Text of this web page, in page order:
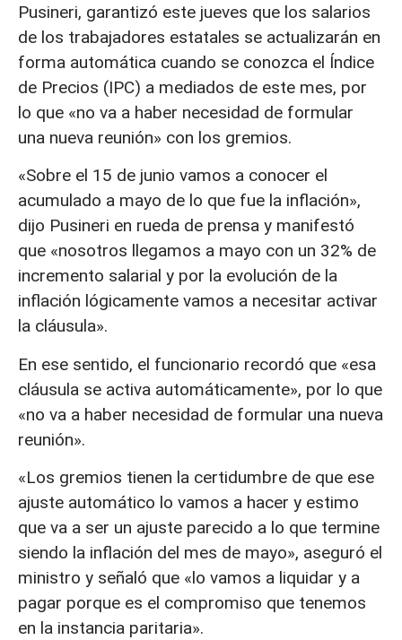
Pusineri, garantizó este jueves que los salarios
de los trabajadores estatales se actualizarán en
forma automática cuando se conozca el Índice
de Precios (IPC) a mediados de este mes, por
lo que «no va a haber necesidad de formular
una nueva reunión» con los gremios.
«Sobre el 15 de junio vamos a conocer el
acumulado a mayo de lo que fue la inflación»,
dijo Pusineri en rueda de prensa y manifestó
que «nosotros llegamos a mayo con un 32% de
incremento salarial y por la evolución de la
inflación lógicamente vamos a necesitar activar
la cláusula».
En ese sentido, el funcionario recordó que «esa
cláusula se activa automáticamente», por lo que
«no va a haber necesidad de formular una nueva
reunión».
«Los gremios tienen la certidumbre de que ese
ajuste automático lo vamos a hacer y estimo
que va a ser un ajuste parecido a lo que termine
siendo la inflación del mes de mayo», aseguró el
ministro y señaló que «lo vamos a liquidar y a
pagar porque es el compromiso que tenemos
en la instancia paritaria».